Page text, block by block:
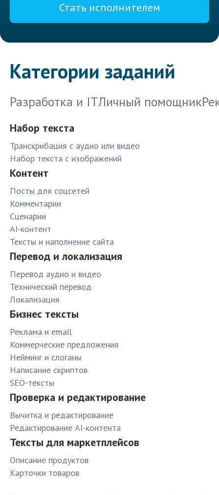
Стать исполнителем
Категории заданий
Разработка и ITЛичный помощник
Набор текста
Транскрибация с аудио или видео
Набор текста с изображений
Контент
Посты для соцсетей
Комментарии
Сценарии
AI-контент
Тексты и наполнение сайта
Перевод и локализация
Перевод аудио и видео
Технический перевод
Локализация
Бизнес тексты
Реклама и email
Коммерческие предложения
Нейминг и слоганы
Написание скриптов
SEO-тексты
Проверка и редактирование
Вычитка и редактирование
Редактирование AI-контента
Тексты для маркетплейсов
Описание продуктов
Карточки товаров